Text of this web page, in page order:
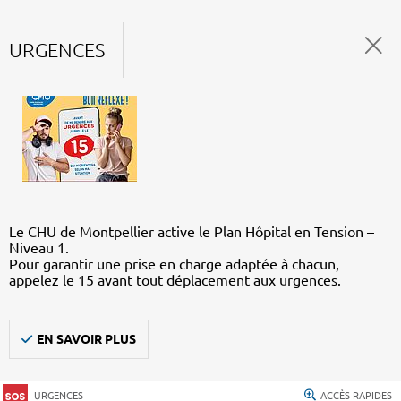
URGENCES
Le CHU de Montpellier active le Plan Hôpital en Tension –
Niveau 1.
Pour garantir une prise en charge adaptée à chacun,
appelez le 15 avant tout déplacement aux urgences.
EN SAVOIR PLUS
URGENCES ACCÈS RAPIDES